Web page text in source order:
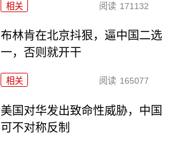
相关 阅读 171132
布林肯在北京抖狠，逼中国二选
一，否则就开干
相关 阅读 165077
美国对华发出致命性威胁，中国
可不对称反制